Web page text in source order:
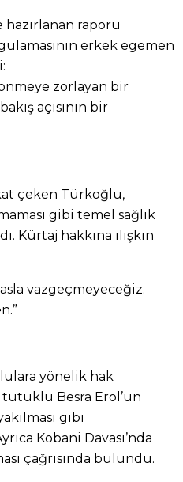
hazırlanan raporu
erkek egemen
zorlayan bir
açısının bir
çeken Türkoğlu,
gibi temel sağlık
Kürtaj hakkına ilişkin
vazgeçmeyeceğiz.
yönelik hak
Besra Erol’un
gibi
Kobani Davası’nda
çağrısında bulundu.